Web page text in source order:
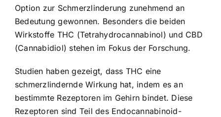
Option zur Schmerzlinderung zunehmend an
Bedeutung gewonnen. Besonders die beiden
Wirkstoffe THC (Tetrahydrocannabinol) und CBD
(Cannabidiol) stehen im Fokus der Forschung.
Studien haben gezeigt, dass THC eine
schmerzlindernde Wirkung hat, indem es an
bestimmte Rezeptoren im Gehirn bindet. Diese
Rezeptoren sind Teil des Endocannabinoid-